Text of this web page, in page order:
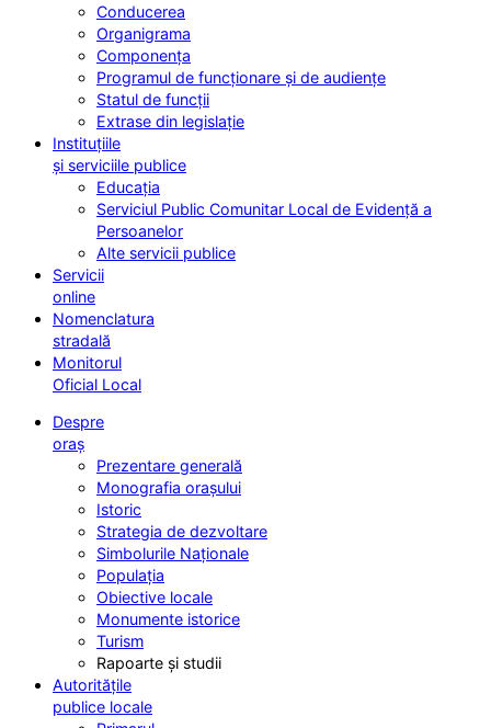
Conducerea
Organigrama
Componența
Programul de funcționare și de audiențe
Statul de funcții
Extrase din legislație
Instituțiile
și serviciile publice
Educația
Serviciul Public Comunitar Local de Evidență a
Persoanelor
Alte servicii publice
Servicii
online
Nomenclatura
stradală
Monitorul
Oficial Local
Despre
oraș
Prezentare generală
Monografia orașului
Istoric
Strategia de dezvoltare
Simbolurile Naționale
Populația
Obiective locale
Monumente istorice
Turism
Rapoarte și studii
Autoritățile
publice locale